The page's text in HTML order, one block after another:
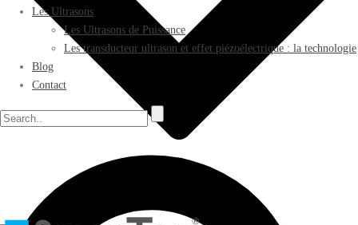
Les Ultrasons
Les Ultrasons de Puissance
Les transducteur ultrason et effet piézoélectrique : la technologie
Blog
Contact